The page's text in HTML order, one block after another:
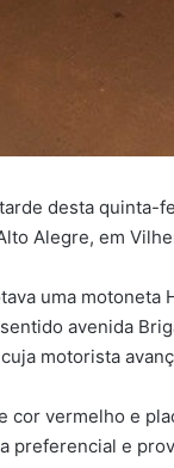
desta quinta-
Alegre, em
uma motoneta
avenida
motorista
vermelho e
preferencial e